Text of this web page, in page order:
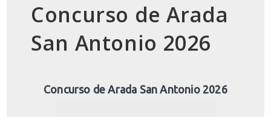
Concurso de Arada
San Antonio 2026
Concurso de Arada San Antonio 2026